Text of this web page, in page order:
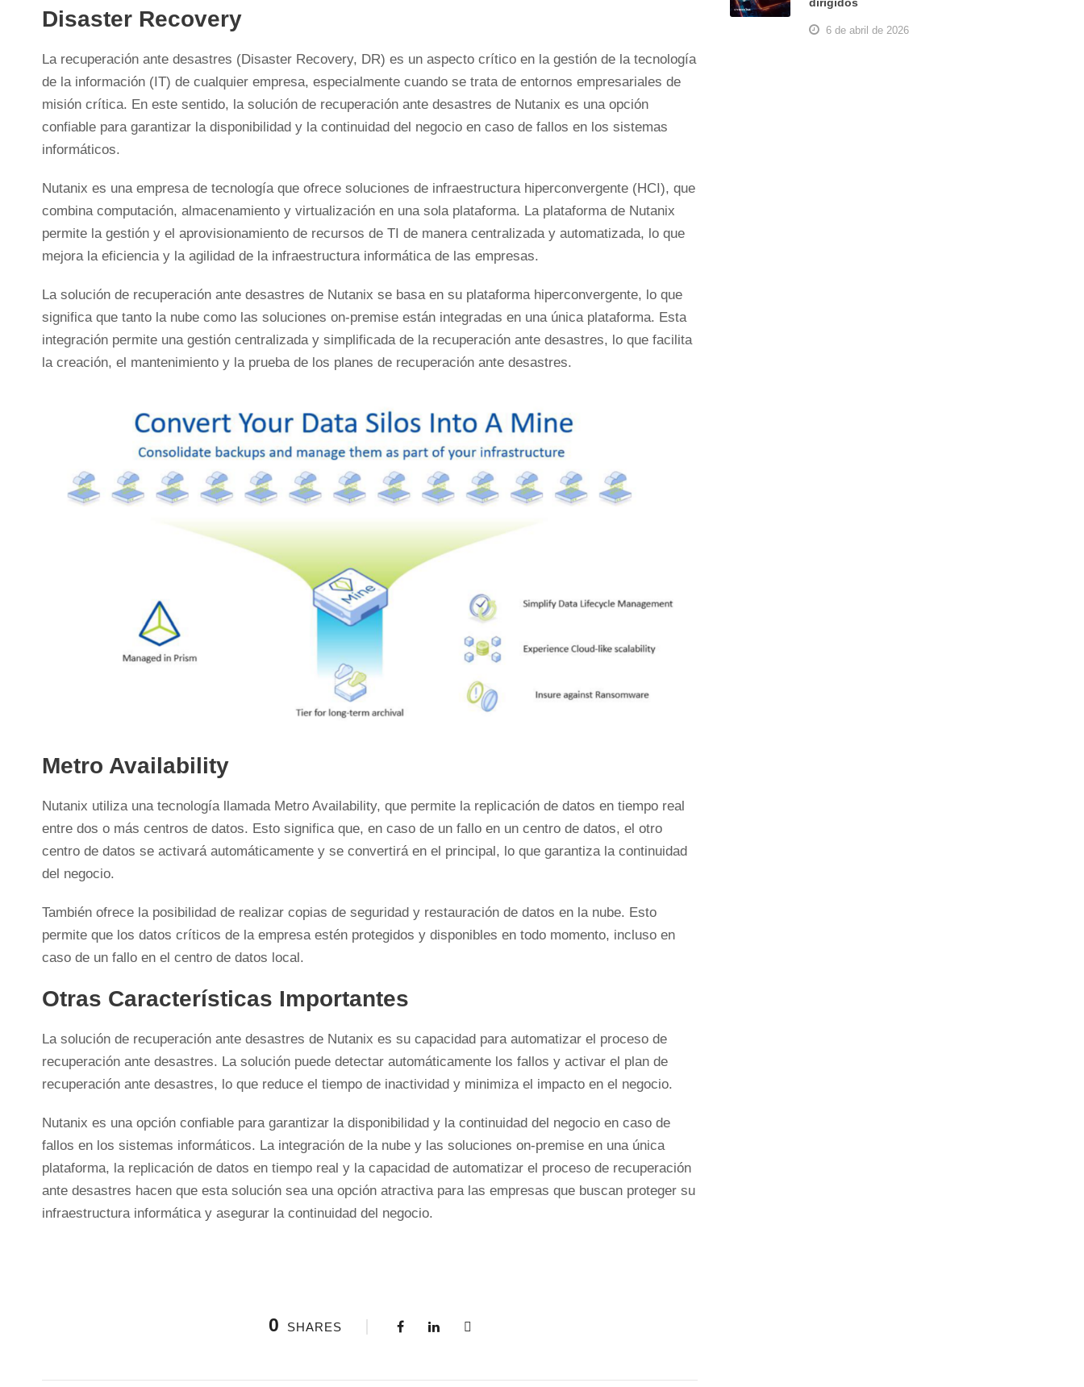
Disaster Recovery
La recuperación ante desastres (Disaster Recovery, DR) es un aspecto crítico en la gestión de la tecnología
de la información (IT) de cualquier empresa, especialmente cuando se trata de entornos empresariales de
misión crítica. En este sentido, la solución de recuperación ante desastres de Nutanix es una opción
confiable para garantizar la disponibilidad y la continuidad del negocio en caso de fallos en los sistemas
informáticos.
Nutanix es una empresa de tecnología que ofrece soluciones de infraestructura hiperconvergente (HCI), que
combina computación, almacenamiento y virtualización en una sola plataforma. La plataforma de Nutanix
permite la gestión y el aprovisionamiento de recursos de TI de manera centralizada y automatizada, lo que
mejora la eficiencia y la agilidad de la infraestructura informática de las empresas.
La solución de recuperación ante desastres de Nutanix se basa en su plataforma hiperconvergente, lo que
significa que tanto la nube como las soluciones on-premise están integradas en una única plataforma. Esta
integración permite una gestión centralizada y simplificada de la recuperación ante desastres, lo que facilita
la creación, el mantenimiento y la prueba de los planes de recuperación ante desastres.
Metro Availability
Nutanix utiliza una tecnología llamada Metro Availability, que permite la replicación de datos en tiempo real
entre dos o más centros de datos. Esto significa que, en caso de un fallo en un centro de datos, el otro
centro de datos se activará automáticamente y se convertirá en el principal, lo que garantiza la continuidad
del negocio.
También ofrece la posibilidad de realizar copias de seguridad y restauración de datos en la nube. Esto
permite que los datos críticos de la empresa estén protegidos y disponibles en todo momento, incluso en
caso de un fallo en el centro de datos local.
Otras Características Importantes
La solución de recuperación ante desastres de Nutanix es su capacidad para automatizar el proceso de
recuperación ante desastres. La solución puede detectar automáticamente los fallos y activar el plan de
recuperación ante desastres, lo que reduce el tiempo de inactividad y minimiza el impacto en el negocio.
Nutanix es una opción confiable para garantizar la disponibilidad y la continuidad del negocio en caso de
fallos en los sistemas informáticos. La integración de la nube y las soluciones on-premise en una única
plataforma, la replicación de datos en tiempo real y la capacidad de automatizar el proceso de recuperación
ante desastres hacen que esta solución sea una opción atractiva para las empresas que buscan proteger su
infraestructura informática y asegurar la continuidad del negocio.
0 SHARES
6 de abril de 2026